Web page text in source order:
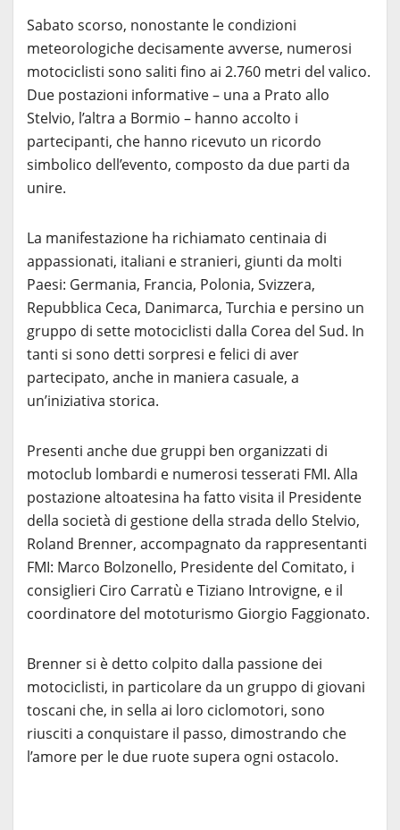
Sabato scorso, nonostante le condizioni
meteorologiche decisamente avverse, numerosi
motociclisti sono saliti fino ai 2.760 metri del valico.
Due postazioni informative – una a Prato allo
Stelvio, l’altra a Bormio – hanno accolto i
partecipanti, che hanno ricevuto un ricordo
simbolico dell’evento, composto da due parti da
unire.
La manifestazione ha richiamato centinaia di
appassionati, italiani e stranieri, giunti da molti
Paesi: Germania, Francia, Polonia, Svizzera,
Repubblica Ceca, Danimarca, Turchia e persino un
gruppo di sette motociclisti dalla Corea del Sud. In
tanti si sono detti sorpresi e felici di aver
partecipato, anche in maniera casuale, a
un’iniziativa storica.
Presenti anche due gruppi ben organizzati di
motoclub lombardi e numerosi tesserati FMI. Alla
postazione altoatesina ha fatto visita il Presidente
della società di gestione della strada dello Stelvio,
Roland Brenner, accompagnato da rappresentanti
FMI: Marco Bolzonello, Presidente del Comitato, i
consiglieri Ciro Carratù e Tiziano Introvigne, e il
coordinatore del mototurismo Giorgio Faggionato.
Brenner si è detto colpito dalla passione dei
motociclisti, in particolare da un gruppo di giovani
toscani che, in sella ai loro ciclomotori, sono
riusciti a conquistare il passo, dimostrando che
l’amore per le due ruote supera ogni ostacolo.